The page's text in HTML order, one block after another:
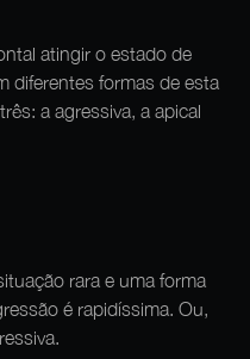
atingir o estado de
diferentes formas de esta
a agressiva, a apical
rara e uma forma
é rapidíssima. Ou,